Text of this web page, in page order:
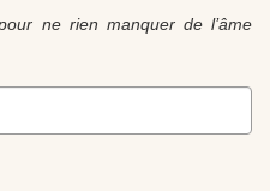
ne rien manquer de l’âme